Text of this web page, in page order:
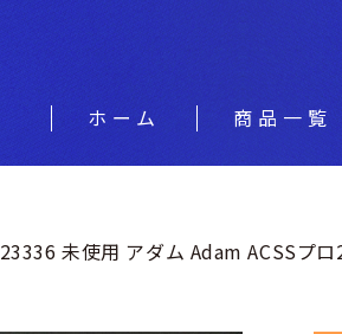
ホーム 商品一覧
23336 未使用 アダム Adam ACSSプ